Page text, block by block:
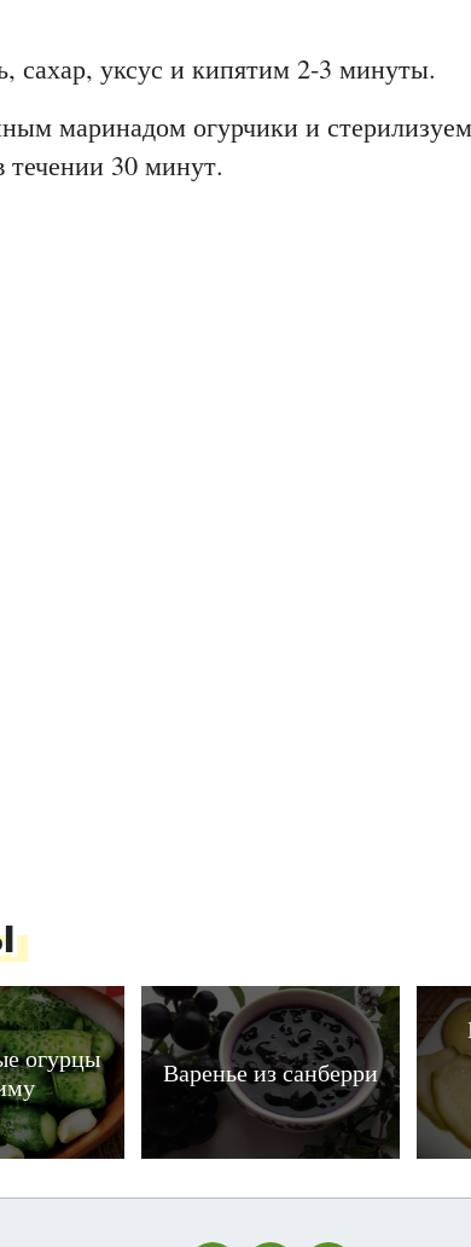
сахар, уксус и кипятим 2-3 минуты.
маринадом огурчики и стерилизуем
течении 30 минут.
огурцы
Варенье из санберри